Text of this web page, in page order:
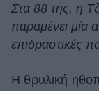
Cooking
Green
Στα 88 της, η
παραμένει μία
επιδραστικές
Η θρυλική